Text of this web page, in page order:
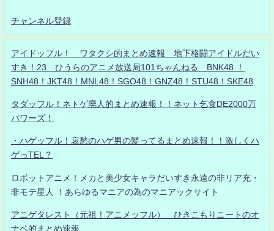
チャンネル登録
アイドッフル！ ワタクシ的まとめ速報 地下格闘アイドルだい
すき！23 ひうらのアニメ放送局101ちゃんねる BNK48 ！
SNH48！JKT48！MNL48！SGO48！GNZ48！STU48！SKE48
タダッフル！ネトゲ廃人的まとめ速報！！ネット乞食DE2000万
パワーズ！
・ハゲッフル！哀愁のハゲ男の髪ってるまとめ速報！！激しくハ
ゲっTEL？
ロボットアニメ！メカと美少女キャラだいすき永遠の非リア充・
非モテ星人 ！あらゆるマニアの為のマニアックサイト
アニゲタレスト（元祖！アニメッフル） ひきこもりニートのオ
ナベ的まとめ速報